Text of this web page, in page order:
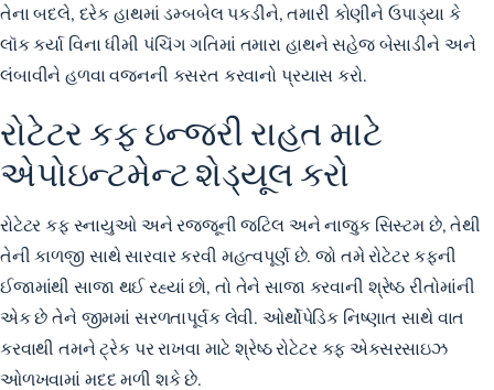
તેના બદલે, દરેક હાથમાં ડમ્બબેલ ​​પકડીને, તમારી કોણીને ઉપાડ્યા કે
લૉક કર્યા વિના ધીમી પંચિંગ ગતિમાં તમારા હાથને સહેજ બેસાડીને અને
લંબાવીને હળવા વજનની કસરત કરવાનો પ્રયાસ કરો.
રોટેટર કફ ઇન્જરી રાહત માટે
એપોઇન્ટમેન્ટ શેડ્યૂલ કરો
રોટેટર કફ સ્નાયુઓ અને રજ્જૂની જટિલ અને નાજુક સિસ્ટમ છે, તેથી
તેની કાળજી સાથે સારવાર કરવી મહત્વપૂર્ણ છે. જો તમે રોટેટર કફની
ઈજામાંથી સાજા થઈ રહ્યાં છો, તો તેને સાજા કરવાની શ્રેષ્ઠ રીતોમાંની
એક છે તેને જીમમાં સરળતાપૂર્વક લેવી. ઓર્થોપેડિક નિષ્ણાત સાથે વાત
કરવાથી તમને ટ્રેક પર રાખવા માટે શ્રેષ્ઠ રોટેટર કફ એક્સરસાઇઝ
ઓળખવામાં મદદ મળી શકે છે.